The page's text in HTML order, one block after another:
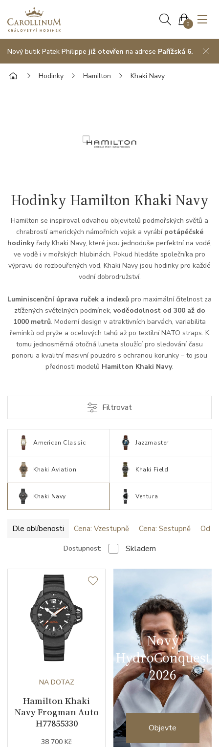
0
Nový butik Patek Philippe již otevřen na adrese Pařížská 6.
Hodinky Hamilton Khaki Navy
Hodinky Hamilton Khaki Navy
Hamilton se inspiroval odvahou objevitelů podmořských světů a
chrabrostí amerických námořních vojsk a vyrábípotápěčské
hodinkyřady Khaki Navy, které jsou jednoduše perfektní na vodě,
ve vodě i v mořských hlubinách. Pokud hledáte společníka pro
výpravu do rozbouřených vod, Khaki Navy jsou hodinky pro každé
vodní dobrodružství.
Luminiscenční úprava ruček a indexů pro maximální čitelnost za
ztížených světelných podmínek, voděodolnost od 300 až do
1000 metrů. Moderní design v atraktivních barvách, variabilita
řemínků od pryže a ocelových tahů až po textilní NATO straps. K
tomu jednosměrná otočná luneta sloužící pro sledování času
ponoru a kvalitní masivní pouzdro s ochranou korunky – to jsou
přednosti modelů Hamilton Khaki Navy.
Filtrovat
American Classic Jazzmaster
Khaki Aviation Khaki Field
Khaki Navy Ventura
Dle oblíbenosti Cena: Vzestupně Cena: Sestupně Od
Dostupnost: Skladem
NA DOTAZ
Hamilton Khaki
Navy Frogman Auto
H77855330
38 700 Kč
Nový
HydroConquest
2026
Objevte